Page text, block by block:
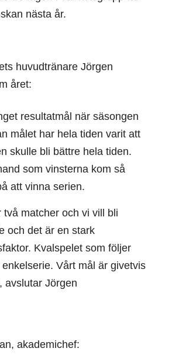
nästa år.
huvudtränare Jörgen
året:
resultatmål när säsongen
målet har hela tiden varit att
skulle bli bättre hela tiden.
som vinsterna kom så
att vinna serien.
två matcher och vi vill bli
och det är en stark
Kvalspelet som följer
Vårt mål är givetvis
avslutar Jörgen
akademichef: